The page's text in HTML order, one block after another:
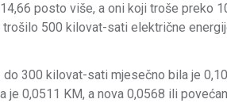
posto više, a oni koji troše preko
500 kilovat-sati električne
300 kilovat-sati mjesečno bila je
0,0511 KM, a nova 0,0568 ili